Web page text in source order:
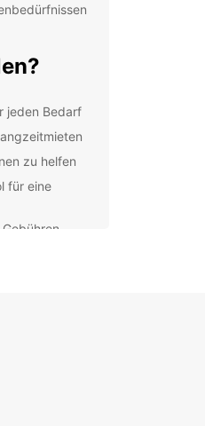
jeden Bedarf
zu helfen
für eine